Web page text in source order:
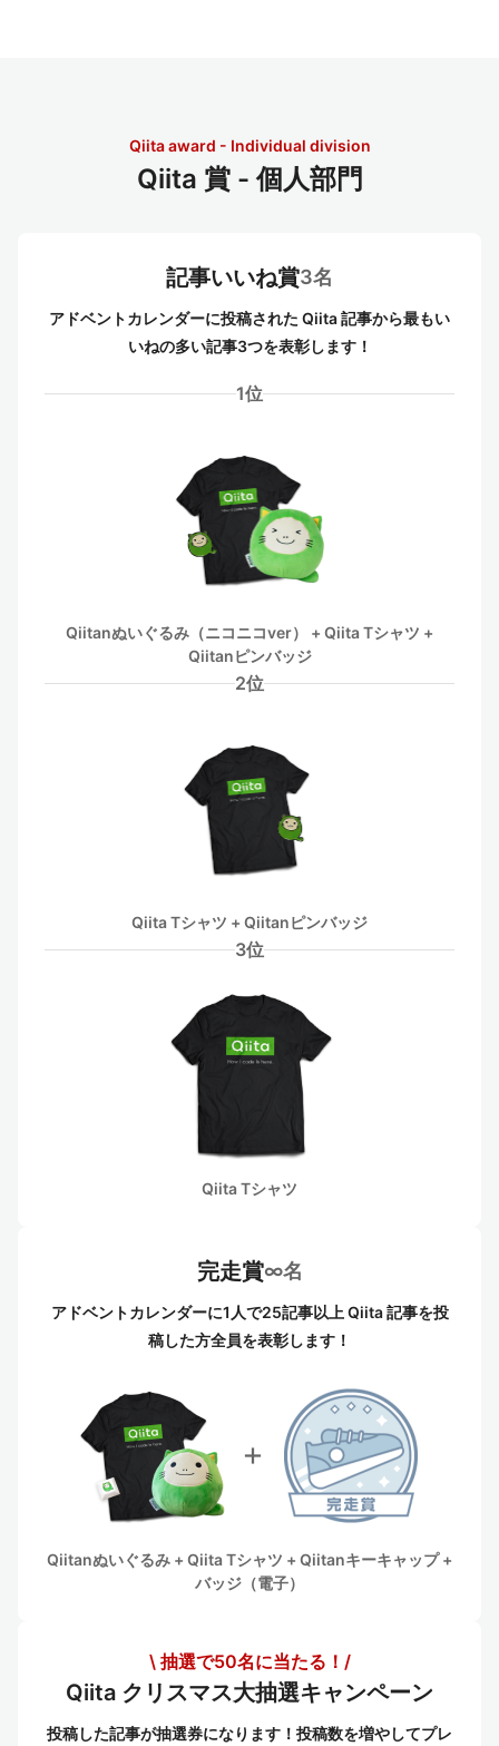
Qiita award - Individual division
Qiita 賞 - 個人部門
記事いいね賞3名
アドベントカレンダーに投稿された Qiita 記事から最もい
いねの多い記事3つを表彰します！
1位
Qiitanぬいぐるみ（ニコニコver） + Qiita Tシャツ +
Qiitanピンバッジ
2位
Qiita Tシャツ + Qiitanピンバッジ
3位
Qiita Tシャツ
完走賞∞名
アドベントカレンダーに1人で25記事以上 Qiita 記事を投
稿した方全員を表彰します！
Qiitanぬいぐるみ + Qiita Tシャツ + Qiitanキーキャップ +
バッジ（電子）
\ 抽選で50名に当たる！/
Qiita クリスマス大抽選キャンペーン
投稿した記事が抽選券になります！投稿数を増やしてプレ